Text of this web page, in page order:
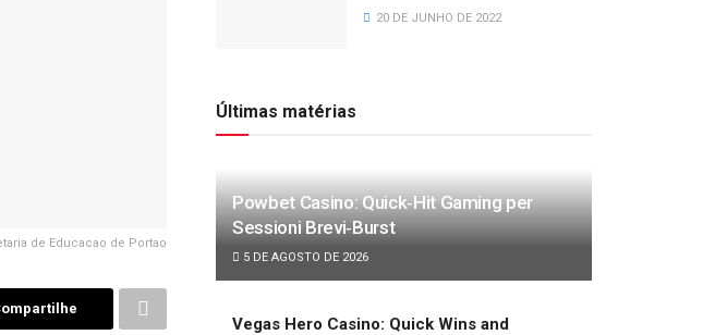
de Educacao de Portao
20 DE JUNHO DE 2022
Últimas matérias
Powbet Casino: Quick‑Hit Gaming per
Sessioni Brevi‑Burst
5 DE AGOSTO DE 2026
Vegas Hero Casino: Quick Wins and